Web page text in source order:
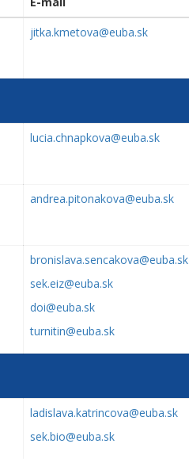
jitka.kmetova@euba.sk
lucia.chnapkova@euba.sk
andrea.pitonakova@euba.sk
bronislava.sencakova@euba.sk
sek.eiz@euba.sk
doi@euba.sk
turnitin@euba.sk
ladislava.katrincova@euba.sk
sek.bio@euba.sk